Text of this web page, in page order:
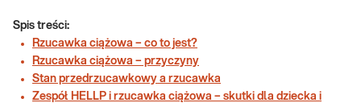
Spis treści:
Rzucawka ciążowa – co to jest?
Rzucawka ciążowa – przyczyny
Stan przedrzucawkowy a rzucawka
Zespół HELLP i rzucawka ciążowa – skutki dla dziecka i